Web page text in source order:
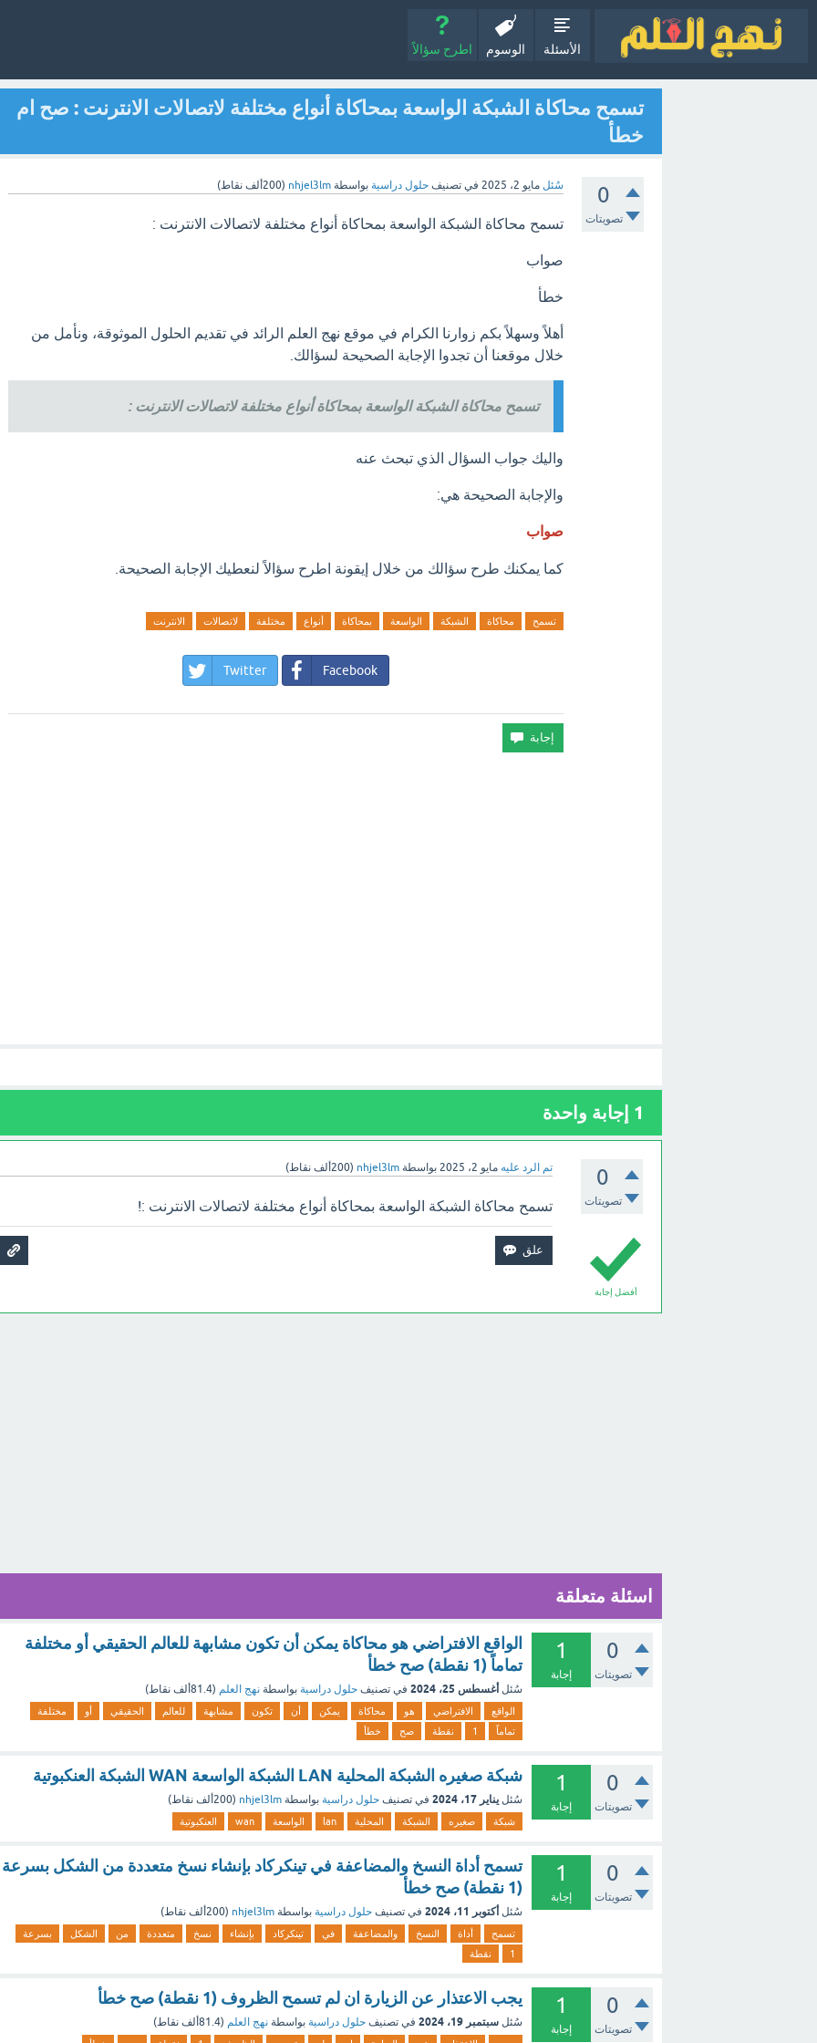
الأسئلة الوسوم اطرح سؤالاً
تسمح محاكاة الشبكة الواسعة بمحاكاة أنواع مختلفة لاتصالات الانترنت : صح ام
خطأ
0
تصويتات
سُئل مايو 2، 2025 في تصنيف حلول دراسية بواسطة nhjel3lm
(200ألف نقاط)
تسمح محاكاة الشبكة الواسعة بمحاكاة أنواع مختلفة لاتصالات الانترنت :
صواب
خطأ
أهلاً وسهلاً بكم زوارنا الكرام في موقع نهج العلم الرائد في تقديم الحلول الموثوقة، ونأمل من
خلال موقعنا أن تجدوا الإجابة الصحيحة لسؤالك.
تسمح محاكاة الشبكة الواسعة بمحاكاة أنواع مختلفة لاتصالات الانترنت :
واليك جواب السؤال الذي تبحث عنه
والإجابة الصحيحة هي:
صواب
كما يمكنك طرح سؤالك من خلال إيقونة اطرح سؤالاً لنعطيك الإجابة الصحيحة.
تسمح محاكاة الشبكة الواسعة بمحاكاة أنواع مختلفة لاتصالات الانترنت
Facebook
Twitter
1 إجابة واحدة
0
تصويتات
تم الرد عليه مايو 2، 2025 بواسطة nhjel3lm
(200ألف نقاط)
أفضل إجابة
تسمح محاكاة الشبكة الواسعة بمحاكاة أنواع مختلفة لاتصالات الانترنت :!
اسئلة متعلقة
0
تصويتات
1
إجابة
الواقع الافتراضي هو محاكاة يمكن أن تكون مشابهة للعالم الحقيقي أو مختلفة
تماماً (1 نقطة) صح خطأ
سُئل أغسطس 25، 2024 في تصنيف حلول دراسية بواسطة نهج العلم (81.4ألف نقاط)
الواقع الافتراضي هو محاكاة يمكن أن تكون مشابهة للعالم الحقيقي أو
مختلفة
تماماً
1 نقطة صح خطأ
0
تصويتات
1
إجابة
شبكة صغيره الشبكة المحلية LAN الشبكة الواسعة WAN الشبكة العنكبوتية
سُئل يناير 17، 2024 في تصنيف حلول دراسية بواسطة nhjel3lm
(200ألف نقاط)
شبكة صغيره الشبكة المحلية lan الواسعة wan العنكبوتية
0
تصويتات
1
إجابة
تسمح أداة النسخ والمضاعفة في تينكركاد بإنشاء نسخ متعددة من الشكل بسرعة
(1 نقطة) صح خطأ
سُئل أكتوبر 11، 2024 في تصنيف حلول دراسية بواسطة nhjel3lm
(200ألف نقاط)
تسمح أداة النسخ والمضاعفة في تينكركاد بإنشاء نسخ متعددة من الشكل
بسرعة
1
نقطة
0
تصويتات
1
إجابة
يجب الاعتذار عن الزيارة ان لم تسمح الظروف (1 نقطة) صح خطأ
سُئل سبتمبر 19، 2024 في تصنيف حلول دراسية بواسطة نهج العلم (81.4ألف نقاط)